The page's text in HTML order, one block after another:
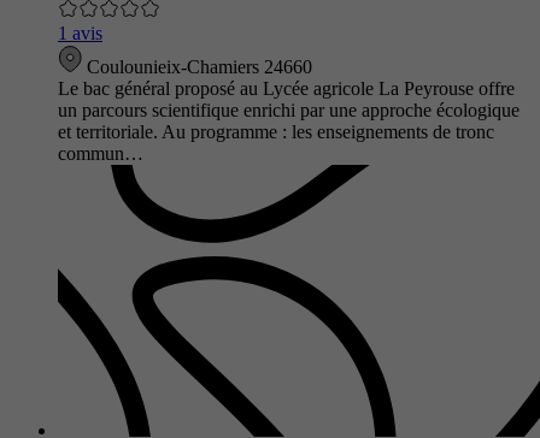
1 avis
Coulounieix-Chamiers 24660
Le bac général proposé au Lycée agricole La Peyrouse offre
un parcours scientifique enrichi par une approche écologique
et territoriale. Au programme : les enseignements de tronc
commun…